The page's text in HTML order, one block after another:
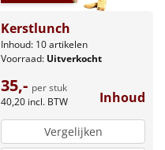
Kerstlunch
Inhoud: 10 artikelen
Voorraad: Uitverkocht
35,- per stuk
40,20 incl. BTW Inhoud
Vergelijken